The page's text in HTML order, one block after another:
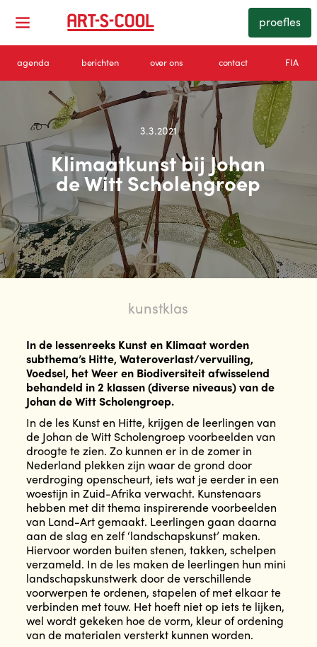
proefles
agenda berichten over ons contact FIA
3.3.2021
Klimaatkunst bij Johan
de Witt Scholengroep
kunstklas
In de lessenreeks Kunst en Klimaat worden
subthema’s Hitte, Wateroverlast/vervuiling,
Voedsel, het Weer en Biodiversiteit afwisselend
behandeld in 2 klassen (diverse niveaus) van de
Johan de Witt Scholengroep.
In de les Kunst en Hitte, krijgen de leerlingen van
de Johan de Witt Scholengroep voorbeelden van
droogte te zien. Zo kunnen er in de zomer in
Nederland plekken zijn waar de grond door
verdroging openscheurt, iets wat je eerder in een
woestijn in Zuid-Afrika verwacht. Kunstenaars
hebben met dit thema inspirerende voorbeelden
van Land-Art gemaakt. Leerlingen gaan daarna
aan de slag en zelf ‘landschapskunst’ maken.
Hiervoor worden buiten stenen, takken, schelpen
verzameld. In de les maken de leerlingen hun mini
landschapskunstwerk door de verschillende
voorwerpen te ordenen, stapelen of met elkaar te
verbinden met touw. Het hoeft niet op iets te lijken,
wel wordt gekeken hoe de vorm, kleur of ordening
van de materialen versterkt kunnen worden.